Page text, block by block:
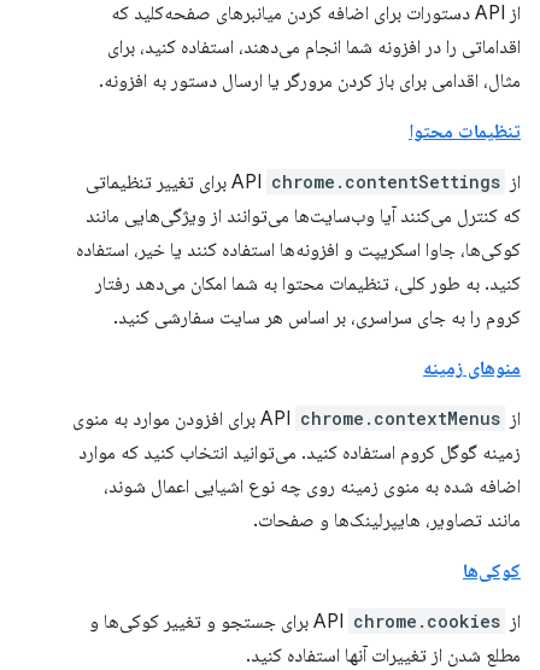
از API دستورات برای اضافه کردن میانبرهای صفحه‌کلید که
اقداماتی را در افزونه شما انجام می‌دهند، استفاده کنید، برای
مثال، اقدامی برای باز کردن مرورگر یا ارسال دستور به افزونه.
تنظیمات محتوا
از API chrome.contentSettings
برای تغییر تنظیماتی
که کنترل می‌کنند آیا وب‌سایت‌ها می‌توانند از ویژگی‌هایی مانند
کوکی‌ها، جاوا اسکریپت و افزونه‌ها استفاده کنند یا خیر، استفاده
کنید. به طور کلی، تنظیمات محتوا به شما امکان می‌دهد رفتار
کروم را به جای سراسری، بر اساس هر سایت سفارشی کنید.
منوهای زمینه
از API chrome.contextMenus
برای افزودن موارد به منوی
زمینه گوگل کروم استفاده کنید. می‌توانید انتخاب کنید که موارد
اضافه شده به منوی زمینه روی چه نوع اشیایی اعمال شوند،
مانند تصاویر، هایپرلینک‌ها و صفحات.
کوکی‌ها
از API chrome.cookies
برای جستجو و تغییر کوکی‌ها و
مطلع شدن از تغییرات آنها استفاده کنید.